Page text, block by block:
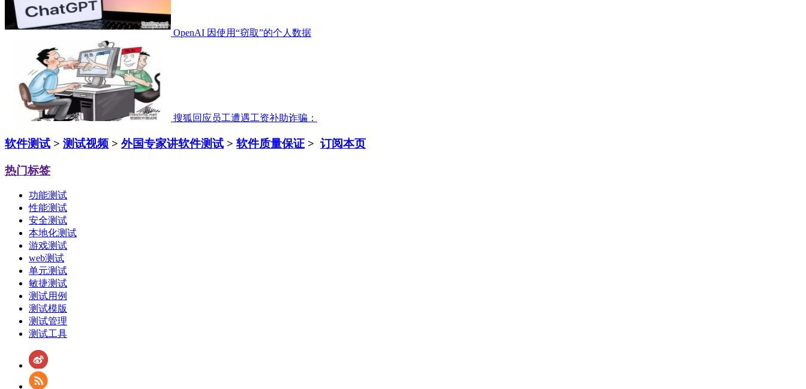
OpenAI 因使用“窃取”的个人数据
搜狐回应员工遭遇工资补助诈骗：
软件测试 > 测试视频 > 外国专家讲软件测试 > 软件质量保证 > 订阅本页
热门标签
功能测试
性能测试
安全测试
本地化测试
游戏测试
web测试
单元测试
敏捷测试
测试用例
测试模版
测试管理
测试工具